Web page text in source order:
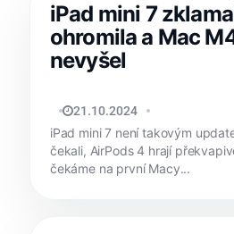
iPad mini 7
ohromila a Mac
nevyšel
TOMÁŠ SVOBODA
21.10.2024
iPad mini 7 není takovým
čekali, AirPods 4 hrají
čekáme na první Macy...